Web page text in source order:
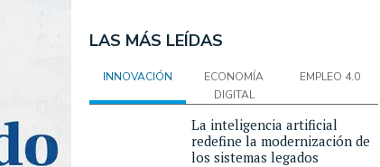
LAS MÁS LEÍDAS
INNOVACIÓN
ECONOMÍA
DIGITAL
EMPLEO 4.0
La inteligencia artificial
redefine la modernización de
los sistemas legados